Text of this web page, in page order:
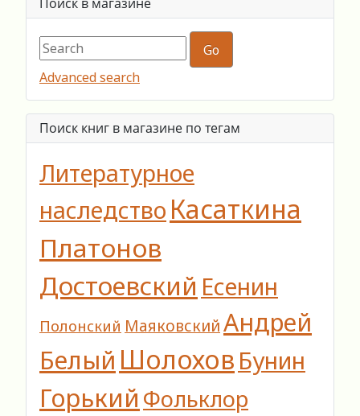
Advanced search
Поиск книг в магазине по тегам
Литературное
наследство Касаткина
Платонов
Достоевский Есенин
Полонский МаяковскийАндрей
Белый Шолохов Бунин
Горький Фольклор